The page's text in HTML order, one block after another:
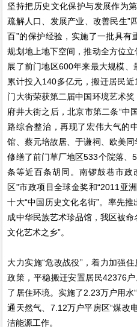
坚持把历史文化保护与发展作为
疏解人口、发展产业、改善民生”
百”的保护经验，实施了一批具
规划地上地下空间，推动全方位
展了前门地区600年来最大规模、
累计投入140多亿元，搬迁居民
门大街荣获第二届中国环境艺术
府井大街之后，北京市第二条“中
路综合整治，再现了宏伟大气的
馆、蔡元培故居、于谦祠、欧美
修缮了前门草厂地区533个院落、
条等近百条胡同。南锣鼓巷市政
区”市政项目全球金奖和“2011亚
十大“中国历史文化名街”。率先
成中华民族艺术珍品馆，我区被命
文化艺术之乡”。
大力实施“危改战役”，着力加强
政策，平稳搬迁安置居民42376
了居住环境。实施了2.23万户用水
通天然气、7.12万户平房区“煤改
洁能源工作。